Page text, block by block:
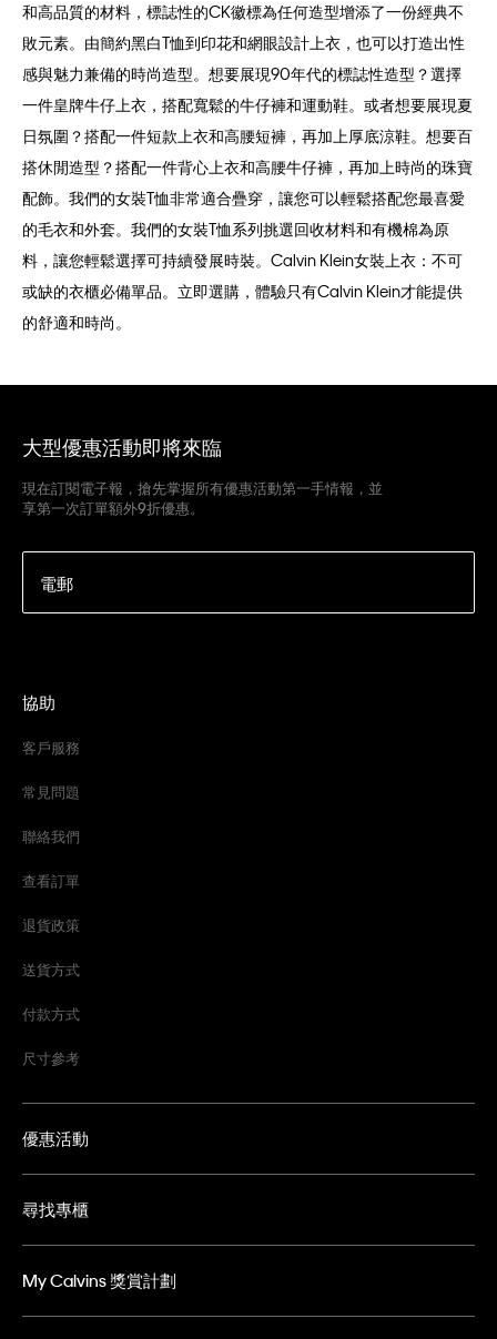
和高品質的材料，標誌性的CK徽標為任何造型增添了一份經典不
敗元素。由簡約黑白T恤到印花和網眼設計上衣，也可以打造出性
感與魅力兼備的時尚造型。想要展現90年代的標誌性造型？選擇
一件皇牌牛仔上衣，搭配寬鬆的牛仔褲和運動鞋。或者想要展現夏
日氛圍？搭配一件短款上衣和高腰短褲，再加上厚底涼鞋。想要百
搭休閒造型？搭配一件背心上衣和高腰牛仔褲，再加上時尚的珠寶
配飾。我們的女裝T恤非常適合疊穿，讓您可以輕鬆搭配您最喜愛
的毛衣和外套。我們的女裝T恤系列挑選回收材料和有機棉為原
料，讓您輕鬆選擇可持續發展時裝。Calvin Klein女裝上衣：不可
或缺的衣櫃必備單品。立即選購，體驗只有Calvin Klein才能提供
的舒適和時尚。
大型優惠活動即將來臨
現在訂閱電子報，搶先掌握所有優惠活動第一手情報，並
享第一次訂單額外9折優惠。
電郵
協助
客戶服務
常見問題
聯絡我們
查看訂單
退貨政策
送貨方式
付款方式
尺寸參考
優惠活動
尋找專櫃
My Calvins 獎賞計劃